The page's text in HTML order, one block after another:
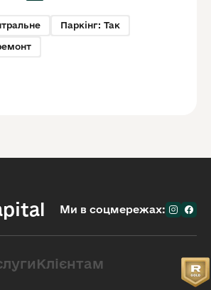
Паркінг: Так
Ми в соцмережах:
Клієнтам